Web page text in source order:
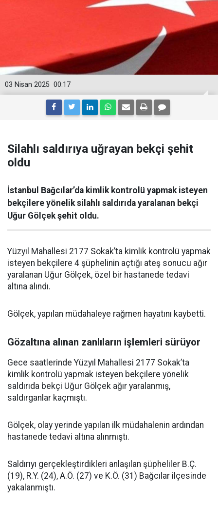
00:17
03 Nisan 2025
Silahlı saldırıya uğrayan bekçi şehit
oldu
İstanbul Bağcılar’da kimlik kontrolü yapmak isteyen
bekçilere yönelik silahlı saldırıda yaralanan bekçi
Uğur Gölçek şehit oldu.
Yüzyıl Mahallesi 2177 Sokak’ta kimlik kontrolü yapmak
isteyen bekçilere 4 şüphelinin açtığı ateş sonucu ağır
yaralanan Uğur Gölçek, özel bir hastanede tedavi
altına alındı.
Gölçek, yapılan müdahaleye rağmen hayatını kaybetti.
Gözaltına alınan zanlıların işlemleri sürüyor
Gece saatlerinde Yüzyıl Mahallesi 2177 Sokak’ta
kimlik kontrolü yapmak isteyen bekçilere yönelik
saldırıda bekçi Uğur Gölçek ağır yaralanmış,
saldırganlar kaçmıştı.
Gölçek, olay yerinde yapılan ilk müdahalenin ardından
hastanede tedavi altına alınmıştı.
Saldırıyı gerçekleştirdikleri anlaşılan şüpheliler B.Ç.
(19), R.Y. (24), A.Ö. (27) ve K.Ö. (31) Bağcılar ilçesinde
yakalanmıştı.